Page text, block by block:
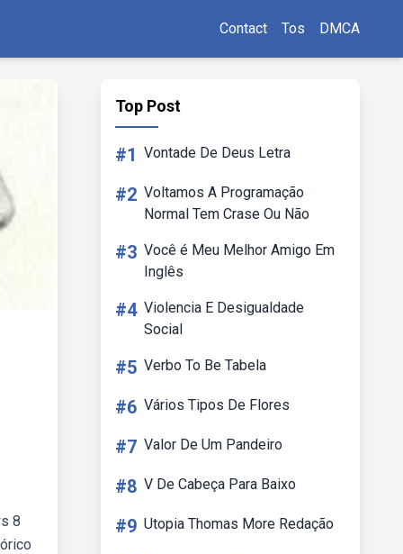
Contact Tos DMCA
8
Top Post
#1 Vontade De Deus Letra
#2 Voltamos A Programação
Normal Tem Crase Ou Não
#3 Você é Meu Melhor Amigo Em
Inglês
#4 Violencia E Desigualdade
Social
#5 Verbo To Be Tabela
#6 Vários Tipos De Flores
#7 Valor De Um Pandeiro
#8 V De Cabeça Para Baixo
#9 Utopia Thomas More Redação